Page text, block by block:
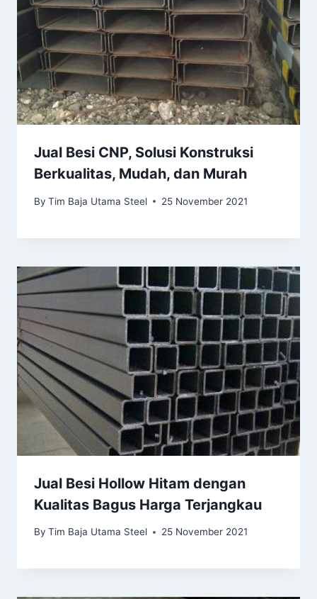
Jual Besi CNP, Solusi Konstruksi
Berkualitas, Mudah, dan Murah
By Tim Baja Utama Steel 25 November 2021
Jual Besi Hollow Hitam dengan
Kualitas Bagus Harga Terjangkau
By Tim Baja Utama Steel 25 November 2021